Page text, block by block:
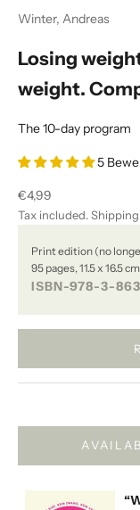
Winter, Andreas
Losing
weight.
The 10-day program
5
Sale price
€4,99
Tax included.
Print edition (no
95 pages, 11.5 x 16.5
ISBN-978-3-
“